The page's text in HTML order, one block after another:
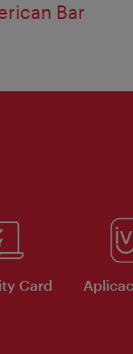
Bar
Card